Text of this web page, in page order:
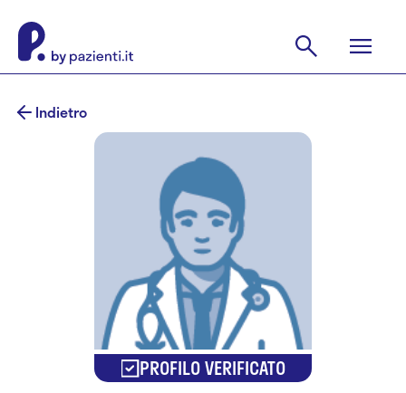
Indietro
PROFILO VERIFICATO